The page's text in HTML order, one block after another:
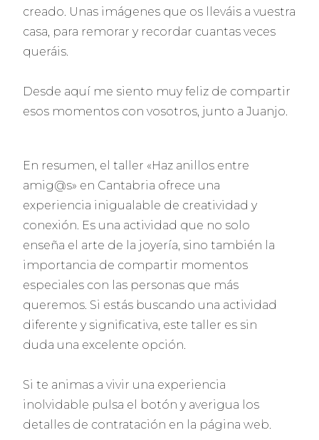
creado. Unas imágenes que os lleváis a vuestra
casa, para remorar y recordar cuantas veces
queráis.
Desde aquí me siento muy feliz de compartir
esos momentos con vosotros, junto a Juanjo.
En resumen, el taller «Haz anillos entre
amig@s» en Cantabria ofrece una
experiencia inigualable de creatividad y
conexión. Es una actividad que no solo
enseña el arte de la joyería, sino también la
importancia de compartir momentos
especiales con las personas que más
queremos. Si estás buscando una actividad
diferente y significativa, este taller es sin
duda una excelente opción.
Si te animas a vivir una experiencia
inolvidable pulsa el botón y averigua los
detalles de contratación en la página web.